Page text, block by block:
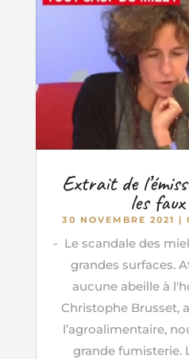
Extrait de
les
30 NOVEMBRE 2021 |
- Le scandale des
grandes surfaces.
aucune abeille à
Christophe Brusset,
l’agroalimentaire,
grande fumisterie.